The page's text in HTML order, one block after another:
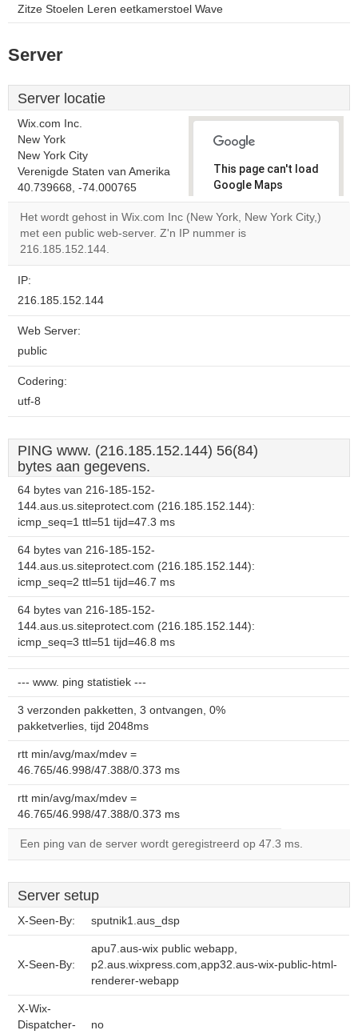
Zitze Stoelen Leren eetkamerstoel Wave
Server
Server locatie
Wix.com Inc.
New York
New York City
Verenigde Staten van Amerika
40.739668, -74.000765
This page can't load
Google Maps
correctly.
Do you
Het wordt gehost in Wix.com Inc (New York, New York City,)
met een public web-server. Z'n IP nummer is
216.185.152.144.
IP:
216.185.152.144
Web Server:
public
Codering:
utf-8
PING www. (216.185.152.144) 56(84)
bytes aan gegevens.
64 bytes van 216-185-152-
144.aus.us.siteprotect.com (216.185.152.144):
icmp_seq=1 ttl=51 tijd=47.3 ms
64 bytes van 216-185-152-
144.aus.us.siteprotect.com (216.185.152.144):
icmp_seq=2 ttl=51 tijd=46.7 ms
64 bytes van 216-185-152-
144.aus.us.siteprotect.com (216.185.152.144):
icmp_seq=3 ttl=51 tijd=46.8 ms
--- www. ping statistiek ---
3 verzonden pakketten, 3 ontvangen, 0%
pakketverlies, tijd 2048ms
rtt min/avg/max/mdev =
46.765/46.998/47.388/0.373 ms
rtt min/avg/max/mdev =
46.765/46.998/47.388/0.373 ms
Een ping van de server wordt geregistreerd op 47.3 ms.
Server setup
X-Seen-By: sputnik1.aus_dsp
X-Seen-By:
apu7.aus-wix public webapp,
p2.aus.wixpress.com,app32.aus-wix-public-html-
renderer-webapp
X-Wix-
Dispatcher-
no